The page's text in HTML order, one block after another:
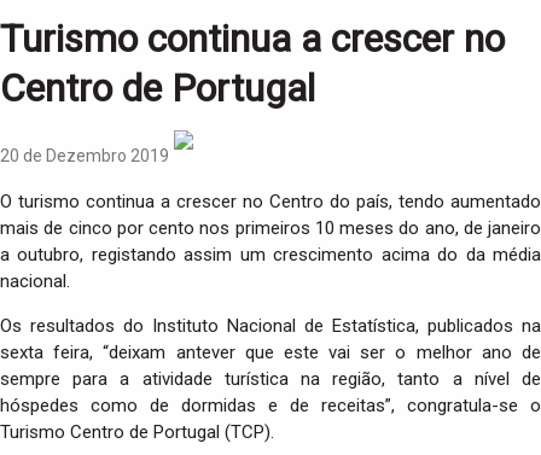
Turismo continua a crescer no
Centro de Portugal
20 de Dezembro 2019
O turismo continua a crescer no Centro do país, tendo aumentado
mais de cinco por cento nos primeiros 10 meses do ano, de janeiro
a outubro, registando assim um crescimento acima do da média
nacional.
Os resultados do Instituto Nacional de Estatística, publicados na
sexta feira, “deixam antever que este vai ser o melhor ano de
sempre para a atividade turística na região, tanto a nível de
hóspedes como de dormidas e de receitas”, congratula-se o
Turismo Centro de Portugal (TCP).